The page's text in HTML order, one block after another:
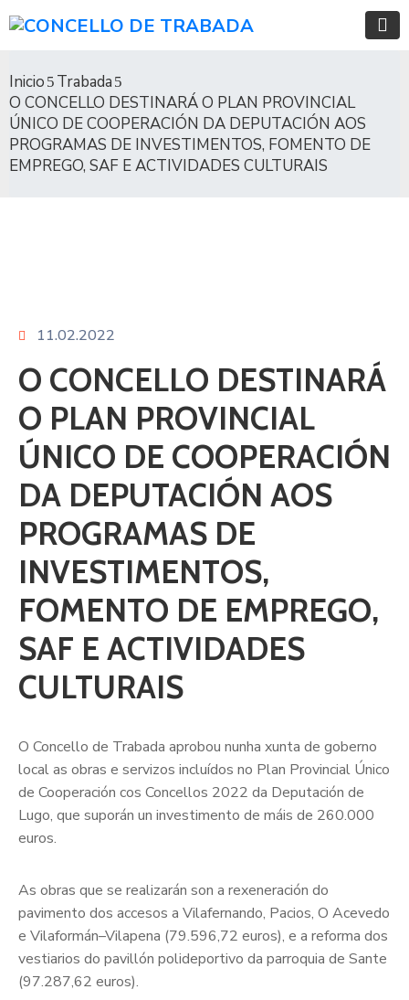
Inicio
Trabada
O CONCELLO DESTINARÁ O PLAN PROVINCIAL
ÚNICO DE COOPERACIÓN DA DEPUTACIÓN AOS
PROGRAMAS DE INVESTIMENTOS, FOMENTO DE
EMPREGO, SAF E ACTIVIDADES CULTURAIS
11.02.2022
O CONCELLO DESTINARÁ
O PLAN PROVINCIAL
ÚNICO DE COOPERACIÓN
DA DEPUTACIÓN AOS
PROGRAMAS DE
INVESTIMENTOS,
FOMENTO DE EMPREGO,
SAF E ACTIVIDADES
CULTURAIS
O Concello de Trabada aprobou nunha xunta de goberno
local as obras e servizos incluídos no Plan Provincial Único
de Cooperación cos Concellos 2022 da Deputación de
Lugo, que suporán un investimento de máis de 260.000
euros.
As obras que se realizarán son a rexeneración do
pavimento dos accesos a Vilafernando, Pacios, O Acevedo
e Vilaformán–Vilapena (79.596,72 euros), e a reforma dos
vestiarios do pavillón polideportivo da parroquia de Sante
(97.287,62 euros).